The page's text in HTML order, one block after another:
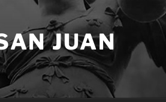
JUAN